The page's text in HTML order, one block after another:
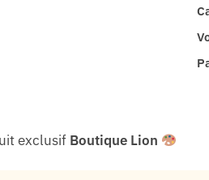
exclusif Boutique Lion